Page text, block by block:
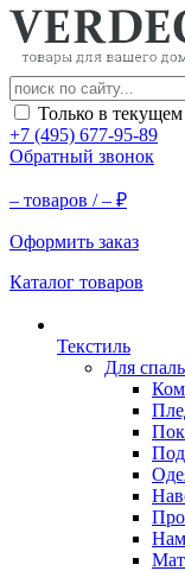
Только в текущем
+7 (495) 677-95-89
Обратный звонок
– товаров /– ₽
Оформить заказ
Каталог товаров
Текстиль
Для